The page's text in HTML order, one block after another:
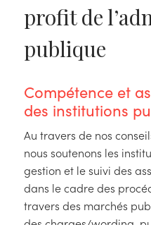
profit de
publique
Compétence et
des institutions
Au travers de nos
nous soutenons les
gestion et le suivi des
dans le cadre des
travers des marchés